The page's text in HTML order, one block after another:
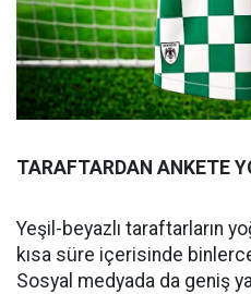
TARAFTARDAN ANKETE
Yeşil-beyazlı taraftarların
kısa süre içerisinde
Sosyal medyada da geniş